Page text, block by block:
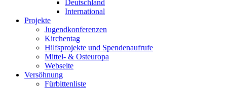
Deutschland
International
Projekte
Jugendkonferenzen
Kirchentag
Hilfsprojekte und Spendenaufrufe
Mittel- & Osteuropa
Webseite
Versöhnung
Fürbittenliste